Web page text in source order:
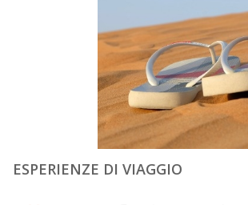
ESPERIENZE DI VIAGGIO